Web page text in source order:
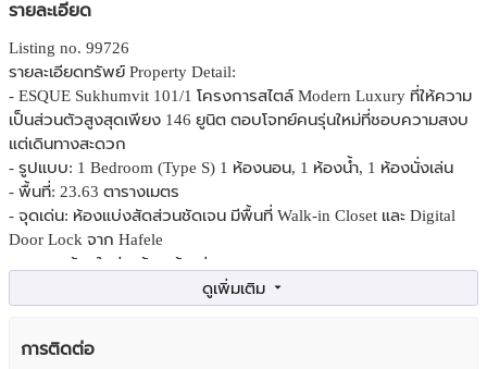
รายละเอียด
Listing no. 99726
รายละเอียดทรัพย์ Property Detail:
- ESQUE Sukhumvit 101/1 โครงการสไตล์ Modern Luxury ที่ให้ความ
เป็นส่วนตัวสูงสุดเพียง 146 ยูนิต ตอบโจทย์คนรุ่นใหม่ที่ชอบความสงบ
แต่เดินทางสะดวก
- รูปแบบ: 1 Bedroom (Type S) 1 ห้องนอน, 1 ห้องน้ำ, 1 ห้องนั่งเล่น
- พื้นที่: 23.63 ตารางเมตร
- จุดเด่น: ห้องแบ่งสัดส่วนชัดเจน มีพื้นที่ Walk-in Closet และ Digital
Door Lock จาก Hafele
- สภาพ: ห้องใหม่ พร้อมเข้าอยู่ และของแถมมากมาย
ฐานเตียง)
การติดต่อ